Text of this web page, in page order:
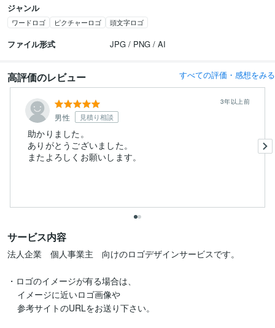
ジャンル
ワードロゴ ピクチャーロゴ 頭文字ロゴ
ファイル形式 JPG / PNG / AI
高評価のレビュー すべての評価・感想をみる
男性 見積り相談
3年以上前
助かりました。
ありがとうございました。
またよろしくお願いします。
サービス内容
法人企業　個人事業主　向けのロゴデザインサービスです。
・ロゴのイメージが有る場合は、